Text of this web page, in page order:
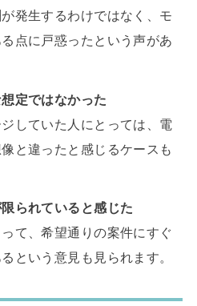
発生するわけではなく、モ
点に戸惑ったという声があ
定ではなかった
していた人にとっては、電
と違ったと感じるケースも
られていると感じた
て、希望通りの案件にすぐ
という意見も見られます。